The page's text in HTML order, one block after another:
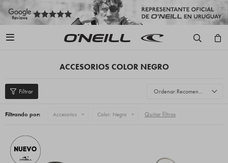

ACCESORIOS COLOR NEGRO
Recomendados
Filtrando por: Accesorios Color: Negro Quitar filtros